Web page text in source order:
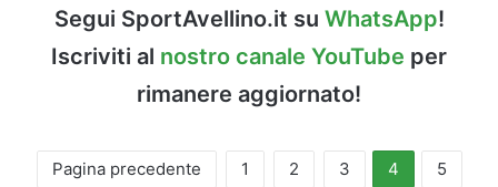
Segui SportAvellino.it su WhatsApp!
Iscriviti al nostro canale YouTube per
rimanere aggiornato!
Pagina precedente 1 2 3 4 5